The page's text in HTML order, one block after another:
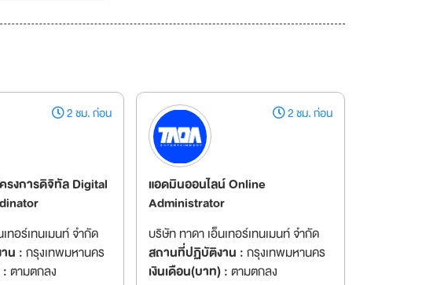
2 ชม. ก่อน
รงการดิจิทัล Digital
ทอร์เทนเมนท์ จำกัด
น :กรุงเทพมหานคร
:ตามตกลง
2 ชม. ก่อน
แอดมินออนไลน์ Online
Administrator
บริษัท ทาดา เอ็นเทอร์เทนเมนท์ จำกัด
สถานที่ปฏิบัติงาน :กรุงเทพมหานคร
เงินเดือน(บาท) :ตามตกลง